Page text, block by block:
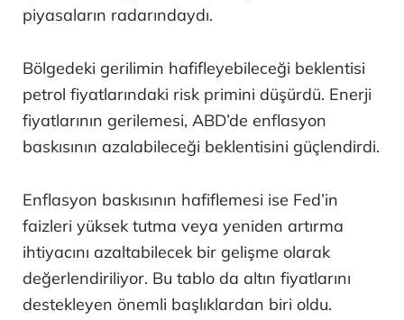
piyasaların radarındaydı.
Bölgedeki gerilimin hafifleyebileceği beklentisi
petrol fiyatlarındaki risk primini düşürdü. Enerji
fiyatlarının gerilemesi, ABD’de enflasyon
baskısının azalabileceği beklentisini güçlendirdi.
Enflasyon baskısının hafiflemesi ise Fed’in
faizleri yüksek tutma veya yeniden artırma
ihtiyacını azaltabilecek bir gelişme olarak
değerlendiriliyor. Bu tablo da altın fiyatlarını
destekleyen önemli başlıklardan biri oldu.